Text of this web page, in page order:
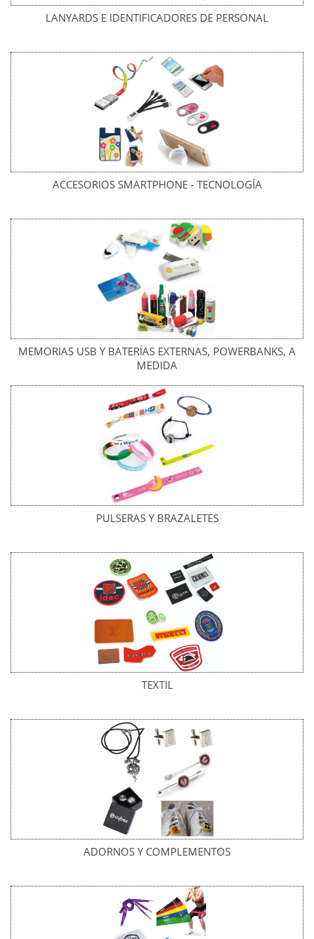
LANYARDS E IDENTIFICADORES DE PERSONAL
ACCESORIOS SMARTPHONE - TECNOLOGÍA
MEMORIAS USB Y BATERÍAS EXTERNAS, POWERBANKS, A
MEDIDA
PULSERAS Y BRAZALETES
TEXTIL
ADORNOS Y COMPLEMENTOS